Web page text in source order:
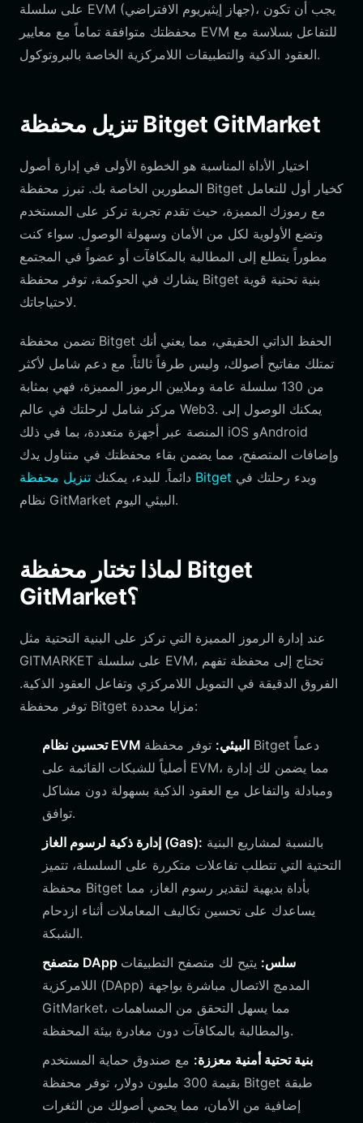
على سلسلة EVM (جهاز إيثيريوم الافتراضي)، يجب أن تكون
محفظتك متوافقة تماماً مع معايير EVM للتفاعل بسلاسة مع
العقود الذكية والتطبيقات اللامركزية الخاصة بالبروتوكول.
تنزيل محفظة Bitget GitMarket
اختيار الأداة المناسبة هو الخطوة الأولى في إدارة أصول
المطورين الخاصة بك. تبرز محفظة Bitget كخيار أول للتعامل
مع رموزك المميزة، حيث تقدم تجربة تركز على المستخدم
وتضع الأولوية لكل من الأمان وسهولة الوصول. سواء كنت
مطوراً يتطلع إلى المطالبة بالمكافآت أو عضواً في المجتمع
يشارك في الحوكمة، توفر محفظة Bitget بنية تحتية قوية
لاحتياجاتك.
تضمن محفظة Bitget الحفظ الذاتي الحقيقي، مما يعني أنك
تمتلك مفاتيح أصولك، وليس طرفاً ثالثاً. مع دعم شامل لأكثر
من 130 سلسلة عامة وملايين الرموز المميزة، فهي بمثابة
مركز شامل لرحلتك في عالم Web3. يمكنك الوصول إلى
المنصة عبر أجهزة متعددة، بما في ذلك iOS وAndroid
وإضافات المتصفح، مما يضمن بقاء محفظتك في متناول يدك
دائماً. للبدء، يمكنك تنزيل محفظة Bitget
نظام GitMarket البيئي اليوم.
لماذا تختار محفظة Bitget
GitMarket؟
عند إدارة الرموز المميزة التي تركز على البنية التحتية مثل
GITMARKET على سلسلة EVM، تحتاج إلى محفظة تفهم
الفروق الدقيقة في التمويل اللامركزي وتفاعل العقود الذكية.
توفر محفظة Bitget مزايا محددة:
تحسين نظام EVM البيئي: توفر محفظة Bitget دعماً
أصلياً للشبكات القائمة على EVM، مما يضمن لك إدارة
ومبادلة والتفاعل مع العقود الذكية بسهولة دون مشاكل
توافق.
إدارة ذكية لرسوم الغاز (Gas):
التحتية التي تتطلب تفاعلات متكررة على السلسلة، تتميز
محفظة Bitget بأداة بديهية لتقدير رسوم الغاز، مما
يساعدك على تحسين تكاليف المعاملات أثناء ازدحام
الشبكة.
متصفح DApp سلس: يتيح لك متصفح التطبيقات
اللامركزية (DApp) المدمج الاتصال مباشرة بواجهة
GitMarket، مما يسهل التحقق من المساهمات
والمطالبة بالمكافآت دون مغادرة بيئة المحفظة.
بنية تحتية أمنية معززة: مع صندوق حماية المستخدم
بقيمة 300 مليون دولار، توفر محفظة Bitget طبقة
إضافية من الأمان، مما يحمي أصولك من الثغرات